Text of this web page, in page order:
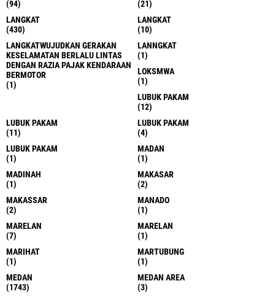
(94)
(21)
LANGKAT
(430)
LANGKAT
(10)
LANGKATWUJUDKAN GERAKAN
KESELAMATAN BERLALU LINTAS
DENGAN RAZIA PAJAK KENDARAAN
BERMOTOR
(1)
LANNGKAT
(1)
LOKSMWA
(1)
LUBUK PAKAM
(12)
LUBUK PAKAM
(11)
LUBUK PAKAM
(4)
LUBUK PAKAM
(1)
MADAN
(1)
MADINAH
(1)
MAKASAR
(2)
MAKASSAR
(2)
MANADO
(1)
MARELAN
(7)
MARELAN
(1)
MARIHAT
(1)
MARTUBUNG
(1)
MEDAN
(1743)
MEDAN AREA
(3)